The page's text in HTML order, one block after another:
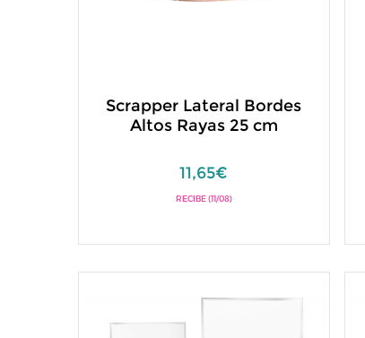
Scrapper Lateral Bordes
Altos Rayas 25 cm
11,65€
RECIBE (11/08)